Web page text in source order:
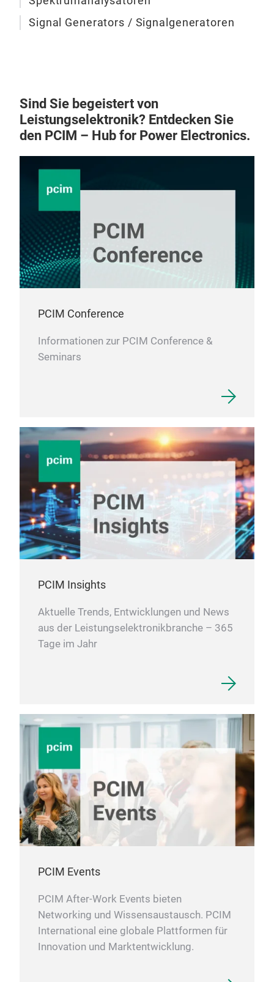
Signal Generators / Signalgeneratoren
Sind Sie begeistert von
Leistungselektronik? Entdecken Sie
den PCIM – Hub for Power Electronics.
PCIM Conference
Informationen zur PCIM Conference &
Seminars
PCIM Insights
Aktuelle Trends, Entwicklungen und News
aus der Leistungselektronikbranche – 365
Tage im Jahr
PCIM Events
PCIM After-Work Events bieten
Networking und Wissensaustausch. PCIM
International eine globale Plattformen für
Innovation und Marktentwicklung.